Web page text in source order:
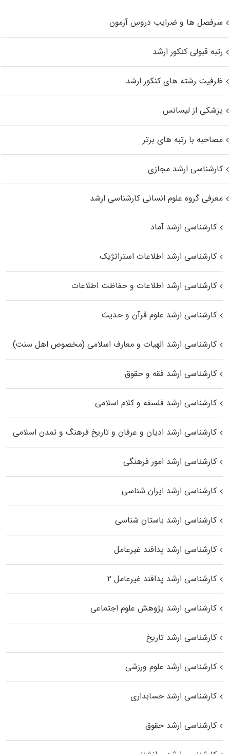
سرفصل ها و ضرایب دروس آزمون
رتبه قبولی کنکور ارشد
ظرفیت رشته های کنکور ارشد
پزشکی از لیسانس
مصاحبه با رتبه های برتر
کارشناسی ارشد مجازی
معرفی گروه علوم انسانی کارشناسی ارشد
کارشناسی ارشد آماد
کارشناسی ارشد اطلاعات استراتژیک
کارشناسی ارشد اطلاعات و حفاظت اطلاعات
کارشناسی ارشد علوم قرآن و حدیث
کارشناسی ارشد الهیات و معارف اسلامی (مخصوص اهل سنت)
کارشناسی ارشد فقه و حقوق
کارشناسی ارشد فلسفه و کلام اسلامی
کارشناسی ارشد ادیان و عرفان و تاریخ فرهنگ و تمدن اسلامی
کارشناسی ارشد امور فرهنگی
کارشناسی ارشد ایران شناسی
کارشناسی ارشد باستان شناسی
کارشناسی ارشد پدافند غیرعامل
کارشناسی ارشد پدافند غیرعامل ۲
کارشناسی ارشد پژوهش علوم اجتماعی
کارشناسی ارشد تاریخ
کارشناسی ارشد علوم ورزشی
کارشناسی ارشد حسابداری
کارشناسی ارشد حقوق